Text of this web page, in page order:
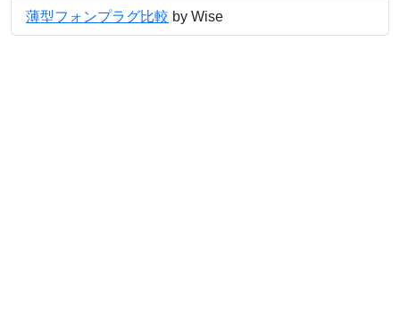
薄型フォンプラグ比較 by Wise